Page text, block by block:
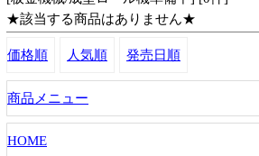
★該当する商品はありません★
価格順 人気順 発売日順
商品メニュー
HOME